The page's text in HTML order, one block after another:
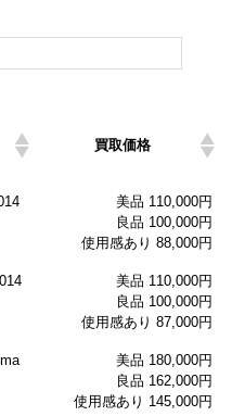
買取価格
美品 110,000円
良品 100,000円
使用感あり 88,000円
美品 110,000円
良品 100,000円
使用感あり 87,000円
美品 180,000円
良品 162,000円
使用感あり 145,000円